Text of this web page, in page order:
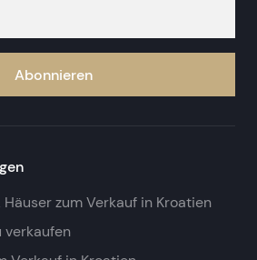
Abonnieren
zum Verkauf in Kroatien
verkaufen